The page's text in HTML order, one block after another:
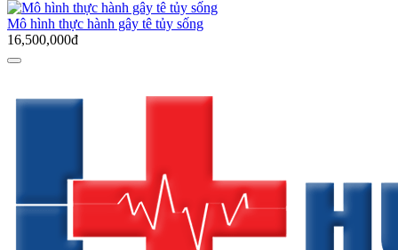
Mô hình thực hành gây tê tủy sống
16,500,000đ